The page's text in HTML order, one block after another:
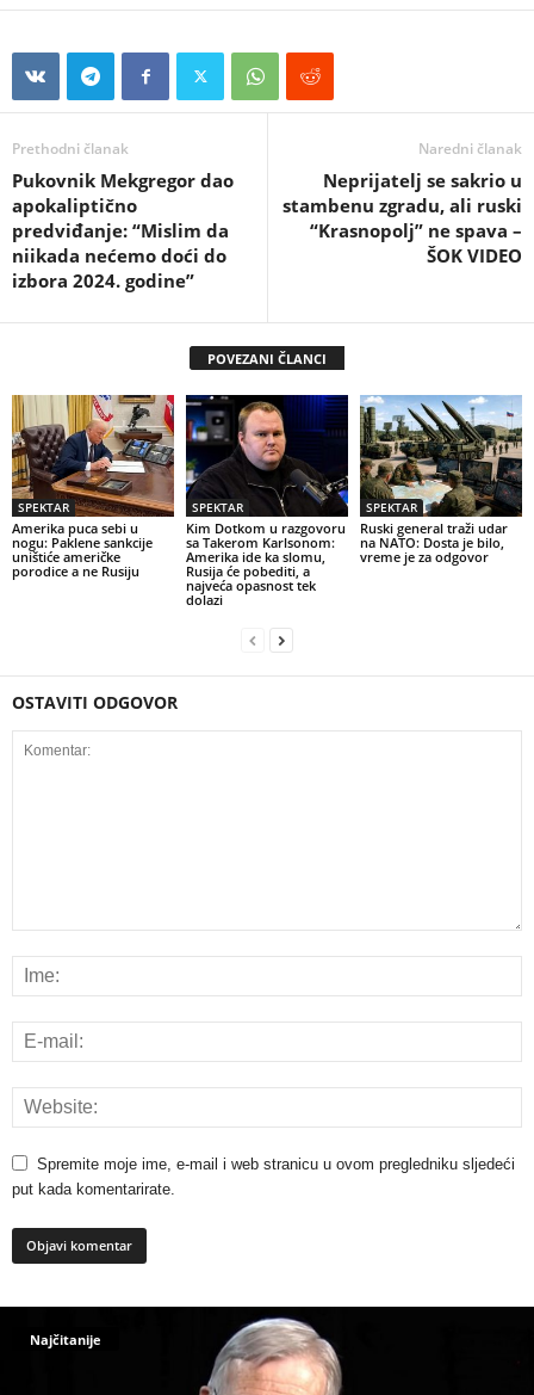
Prethodni članak
Pukovnik Mekgregor dao
apokaliptično
predviđanje: “Mislim da
niikada nećemo doći do
izbora 2024. godine”
Naredni članak
Neprijatelj se sakrio u
stambenu zgradu, ali ruski
“Krasnopolj” ne spava –
ŠOK VIDEO
POVEZANI ČLANCI
SPEKTAR
Amerika puca sebi u
nogu: Paklene sankcije
uništiće američke
porodice a ne Rusiju
SPEKTAR
Kim Dotkom u razgovoru
sa Takerom Karlsonom:
Amerika ide ka slomu,
Rusija će pobediti, a
najveća opasnost tek
dolazi
SPEKTAR
Ruski general traži udar
na NATO: Dosta je bilo,
vreme je za odgovor
OSTAVITI ODGOVOR
Spremite moje ime, e-mail i web stranicu u ovom pregledniku sljedeći
put kada komentarirate.
Najčitanije